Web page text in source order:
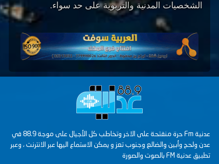
الشخصيات المدنية والتربوية على حد سواء.
عدنية Fm حرة منفتحة على الاخر وتخاطب كل الأجيال على موجة 88.9 في
عدن ولحج وأبين والضالع وجنوب تعز و يمكن الاستماع اليها عبر الانترنت ، وعبر
تطبيق عدنية FM بالصوت والصورة